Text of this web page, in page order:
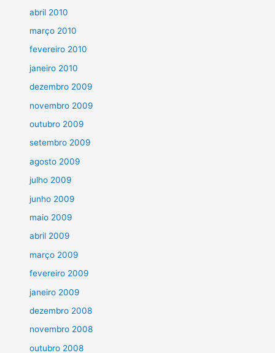
abril 2010
março 2010
fevereiro 2010
janeiro 2010
dezembro 2009
novembro 2009
outubro 2009
setembro 2009
agosto 2009
julho 2009
junho 2009
maio 2009
abril 2009
março 2009
fevereiro 2009
janeiro 2009
dezembro 2008
novembro 2008
outubro 2008